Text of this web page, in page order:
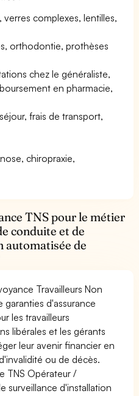
complexes, lentilles,
orthodontie, prothèses
chez le généraliste,
en pharmacie,
frais de transport,
chiropraxie,
TNS pour le métier
conduite et de
automatisée de
Travailleurs Non
garanties d'assurance
les travailleurs
libérales et les gérants
leur avenir financier en
ou de décès.
TNS Opérateur /
surveillance d'installation